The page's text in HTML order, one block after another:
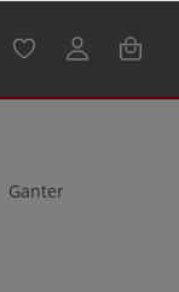
Ganter